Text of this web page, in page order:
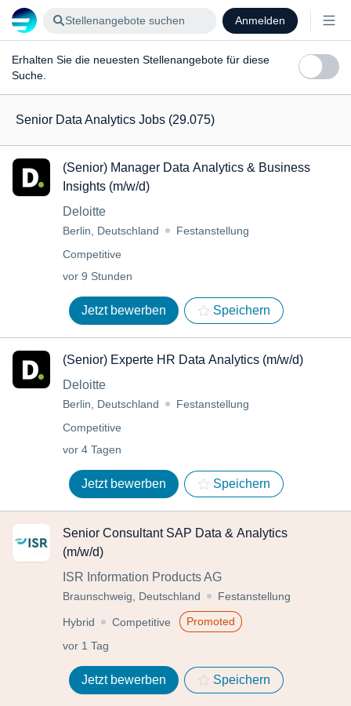
Stellenangebote suchen Anmelden
Erhalten Sie die neuesten Stellenangebote für diese
Suche.
Senior Data Analytics Jobs (29.075)
(Senior) Manager Data Analytics & Business
Insights (m/w/d)
Deloitte
Berlin, Deutschland
Festanstellung
Competitive
vor 9 Stunden
Jetzt bewerben Speichern
(Senior) Experte HR Data Analytics (m/w/d)
Deloitte
Berlin, Deutschland
Festanstellung
Competitive
vor 4 Tagen
Jetzt bewerben Speichern
Senior Consultant SAP Data & Analytics
(m/w/d)
ISR Information Products AG
Braunschweig, Deutschland Festanstellung
Hybrid Competitive
Promoted
vor 1 Tag
Jetzt bewerben Speichern